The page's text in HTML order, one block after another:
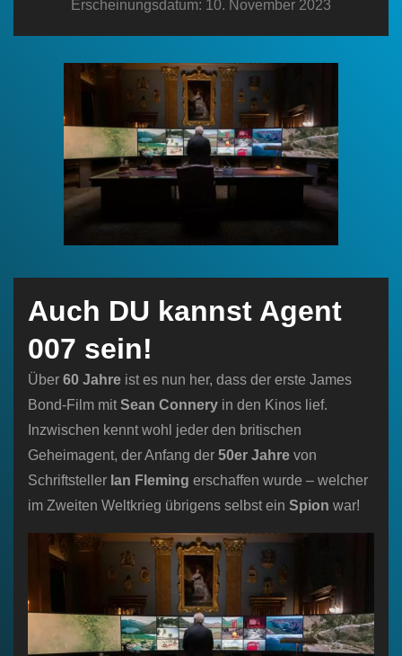
Erscheinungsdatum: 10. November 2023
Auch DU kannst Agent
007 sein!
Über 60 Jahre ist es nun her, dass der erste James
Bond-Film mit Sean Connery in den Kinos lief.
Inzwischen kennt wohl jeder den britischen
Geheimagent, der Anfang der 50er Jahre von
Schriftsteller Ian Fleming erschaffen wurde – welcher
im Zweiten Weltkrieg übrigens selbst ein Spion war!